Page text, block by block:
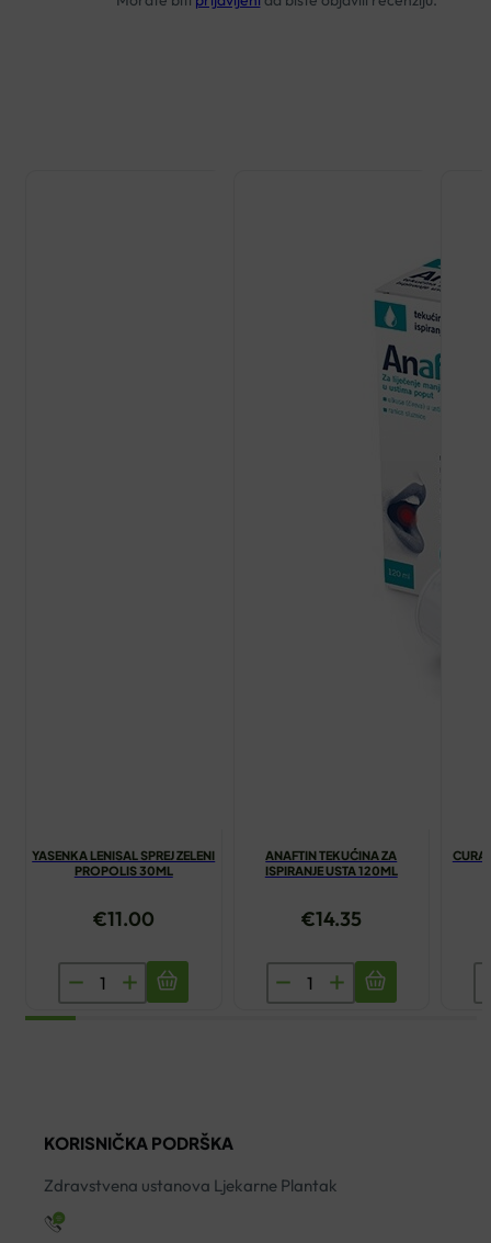
YASENKA LENISAL SPREJ ZELENI
PROPOLIS 30ML
€11.00
YASENKA
LENISAL
količina
ANAFTIN TEKUĆINA ZA
ISPIRANJE USTA 120ML
€14.35
ANAFTIN
TEKUĆINA
KORISNIČKA PODRŠKA
Zdravstvena ustanova Ljekarne Plantak